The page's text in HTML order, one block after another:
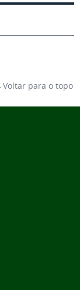
Voltar para o topo